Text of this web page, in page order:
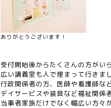
ありがとうございます！
受付開始後からたくさんの方がい
広い講義室も人で埋まって行きまし
行政関係者の方、医師や看護師な
デイサービスや装具など福祉関係
当事者家族だけでなく幅広い方々